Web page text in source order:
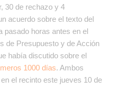
30 de rechazo y 4
acuerdo sobre el texto del
pasado horas antes en el
de Presupuesto y de Acción
había discutido sobre el
1000 días. Ambos
el recinto este jueves 10 de